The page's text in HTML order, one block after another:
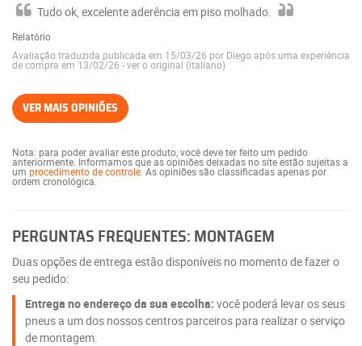
Tudo ok, excelente aderência em piso molhado.
Relatório
Avaliação traduzida publicada em 15/03/26 por Diego após uma experiência
de compra em 13/02/26 -ver o original (italiano)
VER MAIS OPINIÕES
Nota: para poder avaliar este produto, você deve ter feito um pedido
anteriormente. Informamos que as opiniões deixadas no site estão sujeitas a
um procedimento de controle . As opiniões são classificadas apenas por
ordem cronológica.
PERGUNTAS FREQUENTES: MONTAGEM
Duas opções de entrega estão disponíveis no momento de fazer o
seu pedido:
Entrega no endereço da sua escolha: você poderá levar os seus
pneus a um dos nossos centros parceiros para realizar o serviço
de montagem.